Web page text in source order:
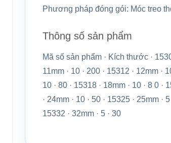
Phương pháp đóng gói: Móc treo
Thông số sản phẩm
Mã số sản phẩm · Kích thước ·
11mm · 10 · 200 · 15312 · 12mm ·
10 · 80 · 15318 · 18mm · 10 · 8 0 ·
· 24mm · 10 · 50 · 15325 · 25mm ·
15332 · 32mm · 5 · 30